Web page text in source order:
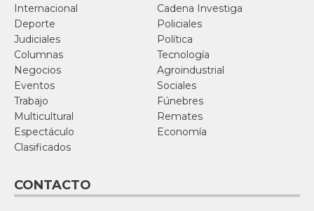
Internacional
Cadena Investiga
Deporte
Policiales
Judiciales
Política
Columnas
Tecnología
Negocios
Agroindustrial
Eventos
Sociales
Trabajo
Fúnebres
Multicultural
Remates
Espectáculo
Economía
Clasificados
CONTACTO